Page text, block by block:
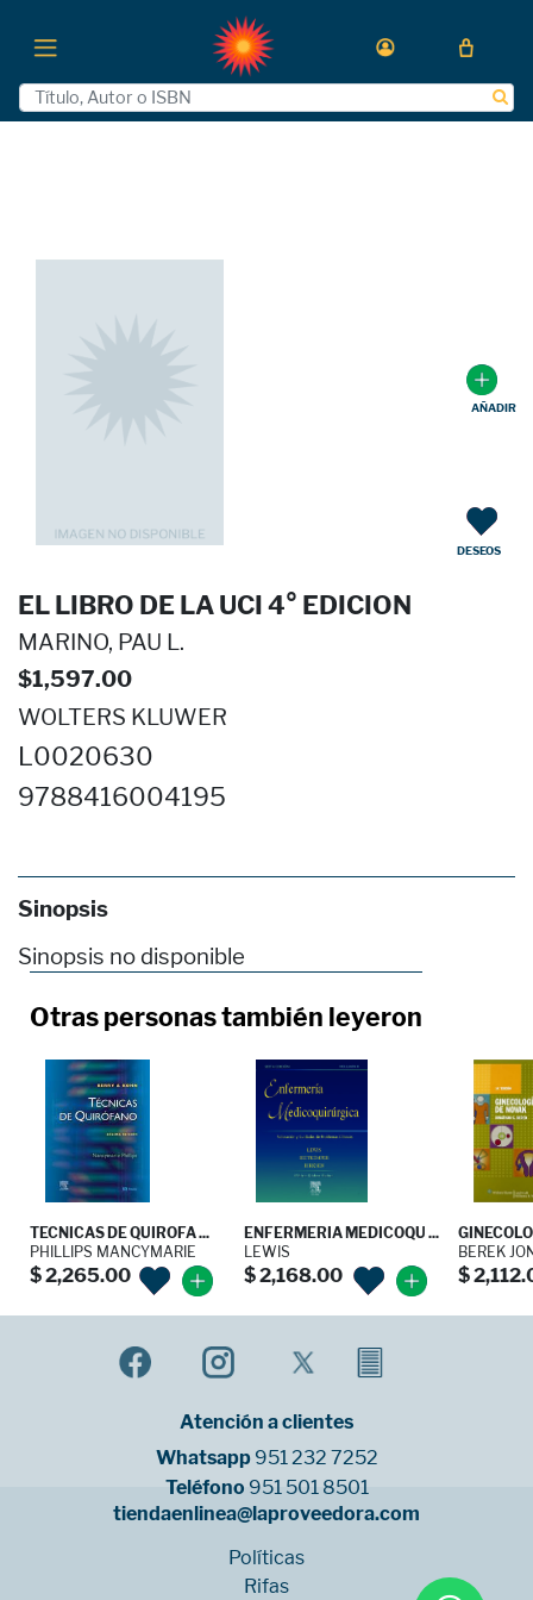
EL LIBRO DE LA UCI 4° EDICION
MARINO, PAU L.
$1,597.00
WOLTERS KLUWER
L0020630
9788416004195
Sinopsis
AÑADIR
DESEOS
Sinopsis no disponible
Otras personas también leyeron
TECNICAS DE QUIROFA ...
PHILLIPS MANCYMARIE
$ 2,265.00
ENFERMERIA MEDICOQU ...
LEWIS
$ 2,168.00
BEREK
$
Atención a clientes
Whatsapp 951 232 7252
Teléfono 951 501 8501
tiendaenlinea@laproveedora.com
Políticas
Rifas